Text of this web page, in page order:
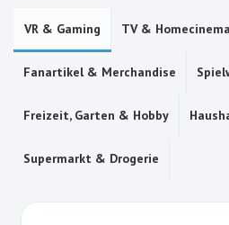
VR & Gaming TV & Homecinema
Fanartikel & Merchandise
Freizeit, Garten & Hobby
Supermarkt & Drogerie